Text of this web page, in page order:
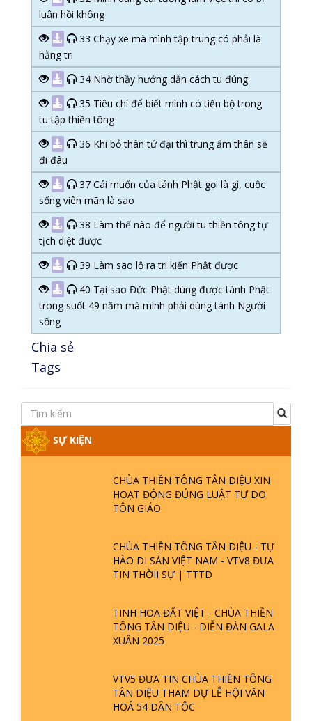
luân hồi không
33 Chạy xe mà mình tập trung có phải là
hằng tri
34 Nhờ thầy hướng dẫn cách tu đúng
35 Tiêu chí để biết mình có tiến bộ trong
tu tập thiền tông
36 Khi bỏ thân tứ đại thì trung ấm thân sẽ
đi đâu
37 Cái muốn của tánh Phật gọi là gì, cuộc
sống viên mãn là sao
38 Làm thế nào để người tu thiền tông tự
tịch diệt được
39 Làm sao lộ ra tri kiến Phật được
40 Tại sao Đức Phật dùng được tánh Phật
trong suốt 49 năm mà mình phải dùng tánh Người
sống
Chia sẻ
Tags
SỰ KIỆN
CHÙA THIỀN TÔNG TÂN DIỆU XIN
HOẠT ĐỘNG ĐÚNG LUẬT TỰ DO
TÔN GIÁO
CHÙA THIỀN TÔNG TÂN DIỆU - TỰ
HÀO DI SẢN VIỆT NAM - VTV8 ĐƯA
TIN THỜII SỰ | TTTD
TINH HOA ĐẤT VIỆT - CHÙA THIỀN
TÔNG TÂN DIỆU - DIỄN ĐÀN GALA
XUÂN 2025
VTV5 ĐƯA TIN CHÙA THIỀN TÔNG
TÂN DIỆU THAM DỰ LỄ HỘI VĂN
HOÁ 54 DÂN TỘC